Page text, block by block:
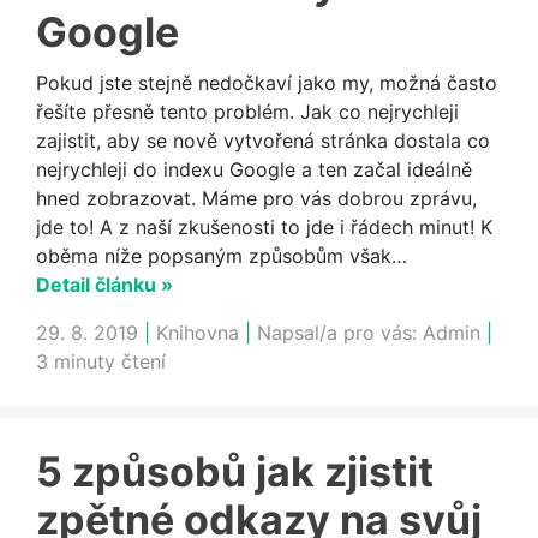
Google
Pokud jste stejně nedočkaví jako my, možná často
řešíte přesně tento problém. Jak co nejrychleji
zajistit, aby se nově vytvořená stránka dostala co
nejrychleji do indexu Google a ten začal ideálně
hned zobrazovat. Máme pro vás dobrou zprávu,
jde to! A z naší zkušenosti to jde i řádech minut! K
oběma níže popsaným způsobům však…
Detail článku »
29. 8. 2019
Knihovna Napsal/a pro vás: Admin
3 minuty čtení
5 způsobů jak zjistit
zpětné odkazy na svůj